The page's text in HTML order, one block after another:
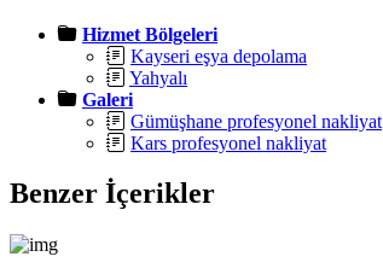
Hizmet Bölgeleri
Kayseri eşya depolama
Yahyalı
Galeri
Gümüşhane profesyonel nakliyat
Kars profesyonel nakliyat
Benzer İçerikler